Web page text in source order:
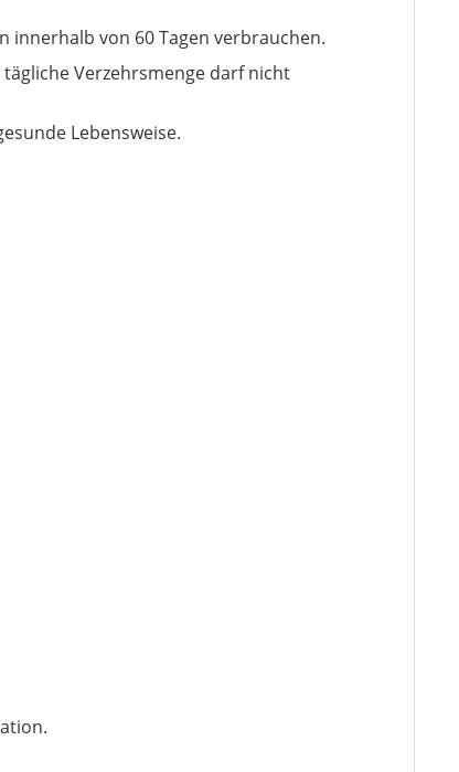
innerhalb von 60 Tagen verbrauchen.
Verzehrsmenge darf nicht
Lebensweise.